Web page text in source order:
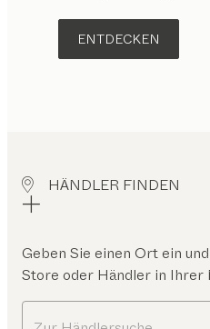
ENTDECKEN
HÄNDLER FINDEN
Geben Sie einen Ort ein
Store oder Händler in Ihrer